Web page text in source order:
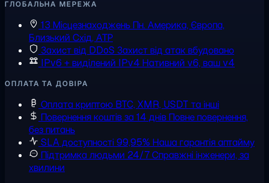
ГЛОБАЛЬНА МЕРЕЖА
13 Місцезнаходжень Пн. Америка, Європа,
Близький Схід, АТР
Захист від DDoS Захист від атак вбудовано
IPv6 + виділений IPv4 Нативний v6, ваш v4
ОПЛАТА ТА ДОВІРА
Оплата криптою BTC, XMR, USDT та інші
Повернення коштів за 14 днів Повне повернення,
без питань
SLA доступності 99,95% Наша гарантія аптайму
Підтримка людьми 24/7Справжні інженери, за
хвилини